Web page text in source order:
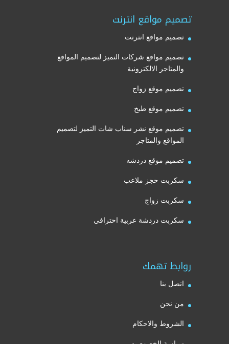
تصميم مواقع انترنت
تصميم مواقع انترنت
تصميم مواقع شركات التميز لتصميم المواقع
والمتاجر الالكترونية
تصميم موقع زواج
تصميم موقع طبخ
تصميم موقع نشر سناب شات التميز لتصميم
المواقع والمتاجر
تصميم موقع دردشه
سكربت حجز ملاعب
سكربت زواج
سكربت دردشة عربية احترافي
روابط تهمك
اتصل بنا
من نحن
الشروط والاحكام